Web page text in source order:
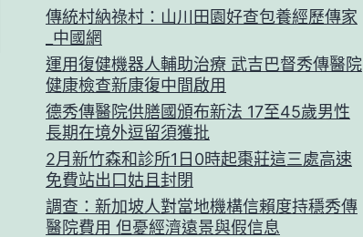
傳統村納祿村：山川田園好查包養經歷傳家
_中國網
運用復健機器人輔助治療 武吉巴督秀傳醫院
健康檢查新康復中間啟用
德秀傳醫院供膳國頒布新法 17至45歲男性
長期在境外逗留須獲批
2月新竹森和診所1日0時起棗莊這三處高速
免費站出口姑且封閉
調查：新加坡人對當地機構信賴度持穩秀傳
醫院費用 但憂經濟遠景與假信息